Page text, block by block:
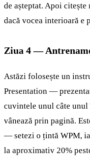
de așteptat. Apoi
dacă vocea interioară e
Ziua 4 —
Astăzi folosește un
Presentation —
cuvintele unul câte
vânează prin pagină.
— setezi o țintă WPM,
la aproximativ 20%